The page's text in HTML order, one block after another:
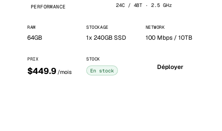
PERFORMANCE 24C / 48T · 2.5 GHz
RAM
64GB
STOCKAGE
1x 240GB SSD
NETWORK
100 Mbps / 10TB
PRIX
$449.9 /mois
STOCK
En stock Déployer